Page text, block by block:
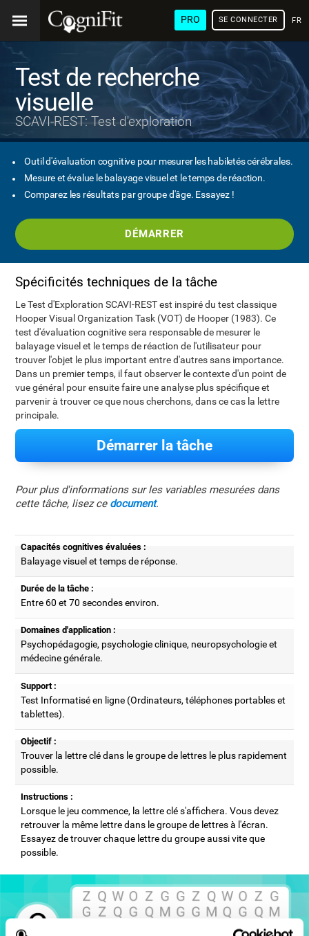
PRO SE CONNECTER
Test de recherche
visuelle
SCAVI-REST: Test d'exploration
Outil d'évaluation cognitive pour mesurer les habiletés cérébrales.
Mesure et évalue le balayage visuel et le temps de réaction.
Comparez les résultats par groupe d'âge. Essayez !
DÉMARRER
Spécificités techniques de la tâche
Le Test d'Exploration SCAVI-REST est inspiré du test classique
Hooper Visual Organization Task (VOT) de Hooper (1983). Ce
test d'évaluation cognitive sera responsable de mesurer le
balayage visuel et le temps de réaction de l'utilisateur pour
trouver l'objet le plus important entre d'autres sans importance.
Dans un premier temps, il faut observer le contexte d'un point de
vue général pour ensuite faire une analyse plus spécifique et
parvenir à trouver ce que nous cherchons, dans ce cas la lettre
principale.
Démarrer la tâche
Pour plus d'informations sur les variables mesurées dans
cette tâche, lisez ce document.
Capacités cognitives évaluées :
Balayage visuel et temps de réponse.
Durée de la tâche :
Entre 60 et 70 secondes environ.
Domaines d'application :
Psychopédagogie, psychologie clinique, neuropsychologie et
médecine générale.
Support :
Test Informatisé en ligne (Ordinateurs, téléphones portables et
tablettes).
Objectif :
Trouver la lettre clé dans le groupe de lettres le plus rapidement
possible.
Instructions :
Lorsque le jeu commence, la lettre clé s'affichera. Vous devez
retrouver la même lettre dans le groupe de lettres à l'écran.
Essayez de trouver chaque lettre du groupe aussi vite que
possible.